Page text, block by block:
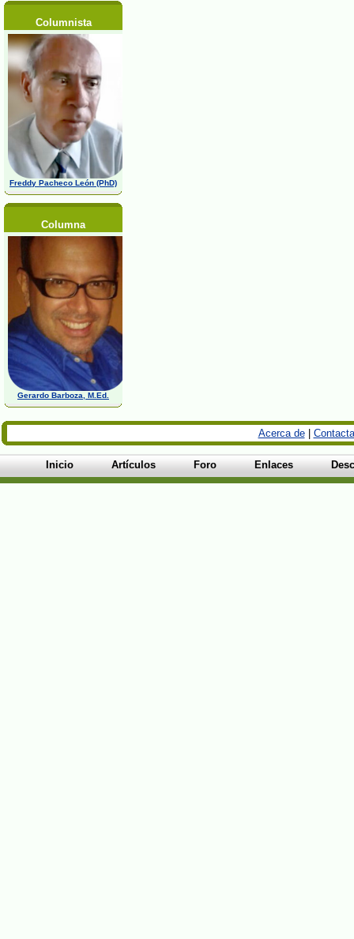
Columnista
Freddy Pacheco León (PhD)
Columna
Gerardo Barboza, M.Ed.
Acerca de|
Inicio Artículos Foro Enlaces